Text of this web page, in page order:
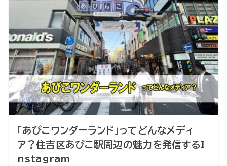
「あびこワンダーランド」ってどんなメディ
ア？住吉区あびこ駅周辺の魅力を発信するI
nstagram